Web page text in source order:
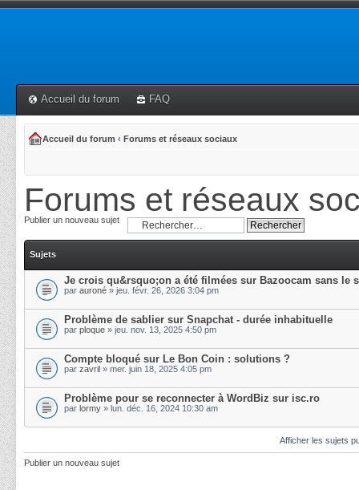
Accueil du forum FAQ
Accueil du forum ‹ Forums et réseaux sociaux
Forums et réseaux
Publier un nouveau sujet
Sujets
Je crois qu&rsquo;on a été filmées sur Bazoocam sans le
par auroné » jeu. févr. 26, 2026 3:04 pm
Problème de sablier sur Snapchat - durée inhabituelle
par ploque » jeu. nov. 13, 2025 4:50 pm
Compte bloqué sur Le Bon Coin : solutions ?
par zavril » mer. juin 18, 2025 4:05 pm
Problème pour se reconnecter à WordBiz sur isc.ro
par lormy » lun. déc. 16, 2024 10:30 am
Afficher les sujets
Publier un nouveau sujet